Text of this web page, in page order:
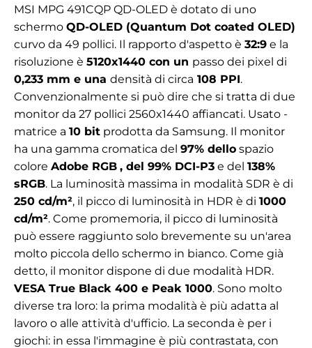
MSI MPG 491CQP QD-OLED è dotato di uno
schermo QD-OLED (Quantum Dot coated OLED)
curvo da 49 pollici. Il rapporto d'aspetto è 32:9 e la
risoluzione è 5120x1440 con un passo dei pixel di
0,233 mm e una densità di circa 108 PPI.
Convenzionalmente si può dire che si tratta di due
monitor da 27 pollici 2560x1440 affiancati. Usato -
matrice a 10 bit prodotta da Samsung. Il monitor
ha una gamma cromatica del 97% dello spazio
colore Adobe RGB , del 99% DCI-P3 e del 138%
sRGB. La luminosità massima in modalità SDR è di
250 cd/m², il picco di luminosità in HDR è di 1000
cd/m². Come promemoria, il picco di luminosità
può essere raggiunto solo brevemente su un'area
molto piccola dello schermo in bianco. Come già
detto, il monitor dispone di due modalità HDR.
VESA True Black 400 e Peak 1000. Sono molto
diverse tra loro: la prima modalità è più adatta al
lavoro o alle attività d'ufficio. La seconda è per i
giochi: in essa l'immagine è più contrastata, con